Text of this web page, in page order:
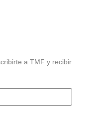
a TMF y recibir